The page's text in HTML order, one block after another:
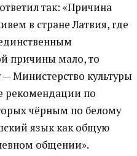
так: «Причина
в стране Латвия, где
причины мало, то
Министерство культуры
рекомендации по
чёрным по белому
язык как общую
общении».